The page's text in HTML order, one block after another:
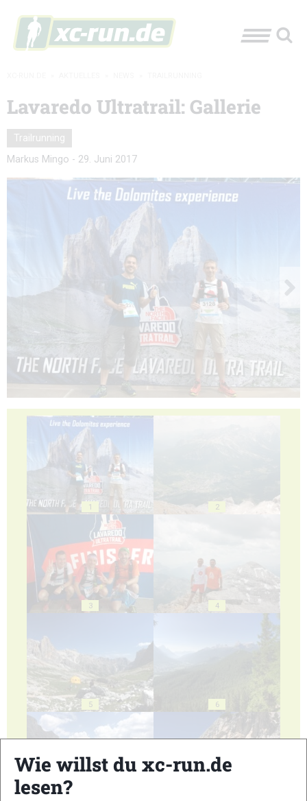
Lavaredo Ultratrail: Gallerie
Trailrunning
Markus Mingo - 29. Juni 2017
1 2
3 4
5 6
Wie willst du xc-run.de
lesen?